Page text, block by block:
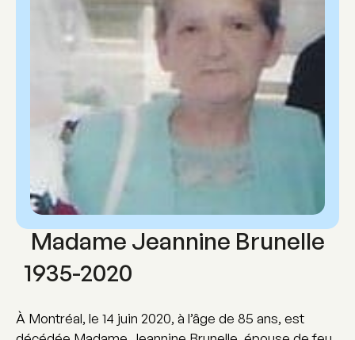
À Montréal, le 14 juin 2020, à l’âge de 85 ans, est
Madame Jeannine Brunelle
1935-2020